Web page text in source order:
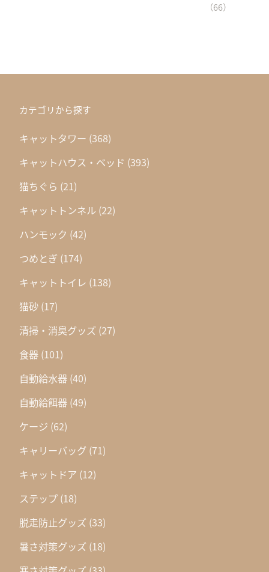
（66）
カテゴリから探す
キャットタワー (368)
キャットハウス・ベッド (393)
猫ちぐら (21)
キャットトンネル (22)
ハンモック (42)
つめとぎ (174)
キャットトイレ (138)
猫砂 (17)
清掃・消臭グッズ (27)
食器 (101)
自動給水器 (40)
自動給餌器 (49)
ケージ (62)
キャリーバッグ (71)
キャットドア (12)
ステップ (18)
脱走防止グッズ (33)
暑さ対策グッズ (18)